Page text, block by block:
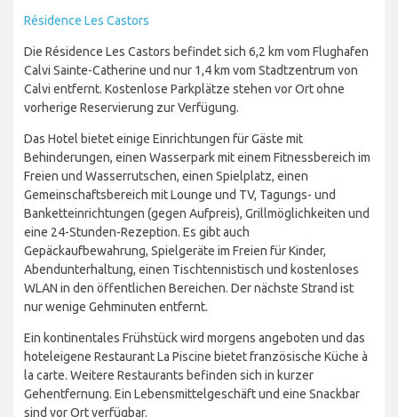
Résidence Les Castors
Die Résidence Les Castors befindet sich 6,2 km vom Flughafen
Calvi Sainte-Catherine und nur 1,4 km vom Stadtzentrum von
Calvi entfernt. Kostenlose Parkplätze stehen vor Ort ohne
vorherige Reservierung zur Verfügung.
Das Hotel bietet einige Einrichtungen für Gäste mit
Behinderungen, einen Wasserpark mit einem Fitnessbereich im
Freien und Wasserrutschen, einen Spielplatz, einen
Gemeinschaftsbereich mit Lounge und TV, Tagungs- und
Banketteinrichtungen (gegen Aufpreis), Grillmöglichkeiten und
eine 24-Stunden-Rezeption. Es gibt auch
Gepäckaufbewahrung, Spielgeräte im Freien für Kinder,
Abendunterhaltung, einen Tischtennistisch und kostenloses
WLAN in den öffentlichen Bereichen. Der nächste Strand ist
nur wenige Gehminuten entfernt.
Ein kontinentales Frühstück wird morgens angeboten und das
hoteleigene Restaurant La Piscine bietet französische Küche à
la carte. Weitere Restaurants befinden sich in kurzer
Gehentfernung. Ein Lebensmittelgeschäft und eine Snackbar
sind vor Ort verfügbar.